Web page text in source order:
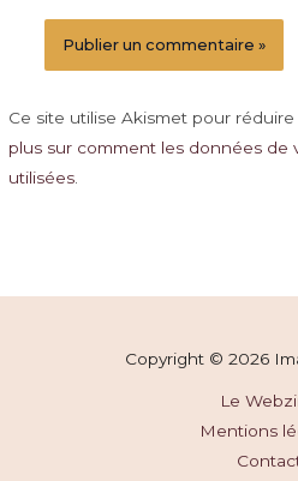
Ce site utilise Akismet pour réduire
plus sur comment les données de
utilisées.
Copyright © 2026
Le
Mentions